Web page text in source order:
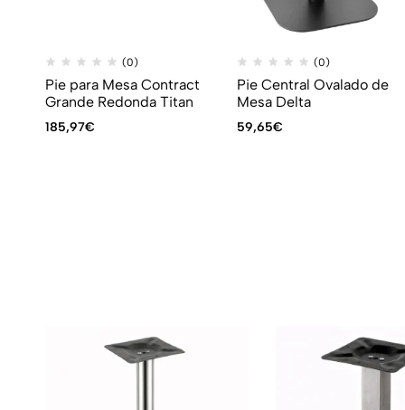
(0)
Pie para Mesa Contract
Grande Redonda Titan
185,97€
(0)
Pie Central Ovalado de
Mesa Delta
59,65€